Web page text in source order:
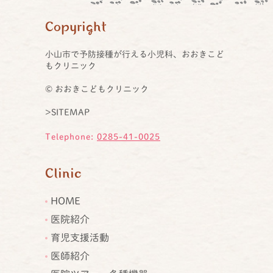
Copyright
小山市で予防接種が行える小児科、おおきこど
もクリニック
© おおきこどもクリニック
>SITEMAP
Telephone: 0285-41-0025
Clinic
HOME
医院紹介
育児支援活動
医師紹介